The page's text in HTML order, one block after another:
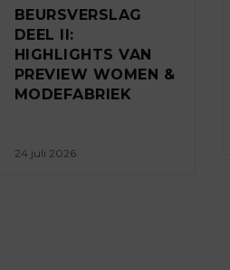
BEURSVERSLAG
DEEL II:
HIGHLIGHTS VAN
PREVIEW WOMEN &
MODEFABRIEK
24 juli 2026